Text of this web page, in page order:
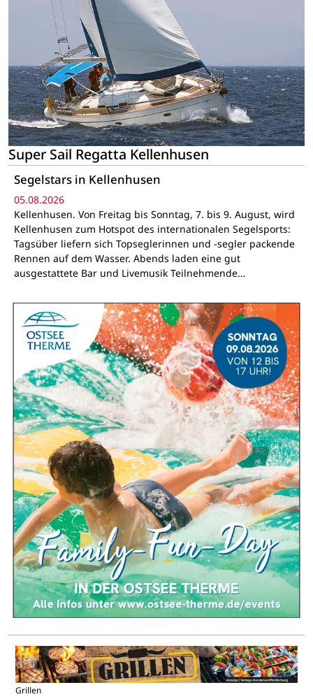
Super Sail Regatta Kellenhusen
Segelstars in Kellenhusen
05.08.2026
Kellenhusen. Von Freitag bis Sonntag, 7. bis 9. August, wird
Kellenhusen zum Hotspot des internationalen Segelsports:
Tagsüber liefern sich Topseglerinnen und -segler packende
Rennen auf dem Wasser. Abends laden eine gut
ausgestattete Bar und Livemusik Teilnehmende…
Grillen